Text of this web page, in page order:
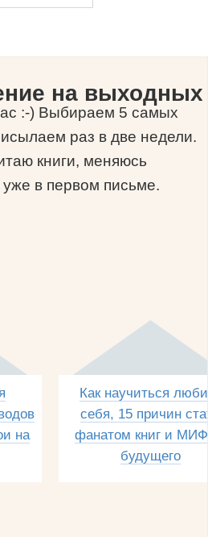
на выходных
:-) Выбираем 5 самых
раз в две недели.
книги, меняюсь
в первом письме.
на
Как научиться
себя, 15 причин
фанатом книг и
будущего